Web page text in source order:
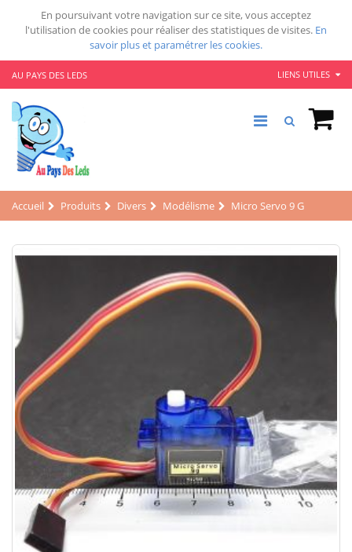
En poursuivant votre navigation sur ce site, vous acceptez
l'utilisation de cookies pour réaliser des statistiques de visites. En
savoir plus et paramétrer les cookies.
AU PAYS DES LEDS LIENS UTILES
Accueil Produits Divers Modélisme Micro Servo 9 G